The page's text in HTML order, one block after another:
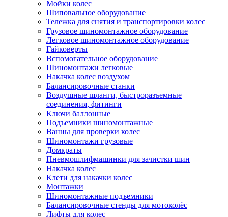
Мойки колес
Шиповальное оборудование
Тележка для снятия и транспортировки колес
Грузовое шиномонтажное оборудование
Легковое шиномонтажное оборудование
Гайковерты
Вспомогательное оборудование
Шиномонтажи легковые
Накачка колес воздухом
Балансировочные станки
Воздушные шланги, быстроразъемные
соединения, фитинги
Ключи баллонные
Подъемники шиномонтажные
Ванны для проверки колес
Шиномонтажи грузовые
Домкраты
Пневмошлифмашинки для зачистки шин
Накачка колес
Клети для накачки колес
Монтажки
Шиномонтажные подъемники
Балансировочные стенды для мотоколёс
Лифты для колес